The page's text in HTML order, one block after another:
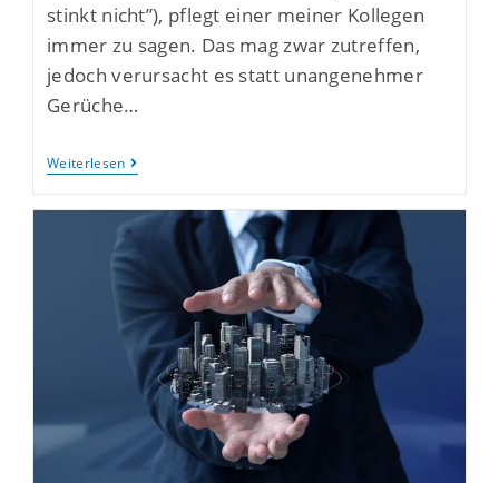
stinkt nicht”), pflegt einer meiner Kollegen
immer zu sagen. Das mag zwar zutreffen,
jedoch verursacht es statt unangenehmer
Gerüche…
Weiterlesen